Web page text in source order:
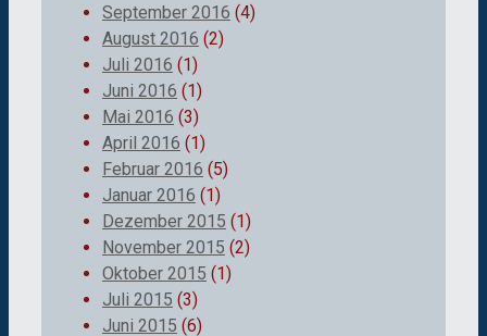
September 2016 (4)
August 2016 (2)
Juli 2016 (1)
Juni 2016 (1)
Mai 2016 (3)
April 2016 (1)
Februar 2016 (5)
Januar 2016 (1)
Dezember 2015 (1)
November 2015 (2)
Oktober 2015 (1)
Juli 2015 (3)
Juni 2015 (6)